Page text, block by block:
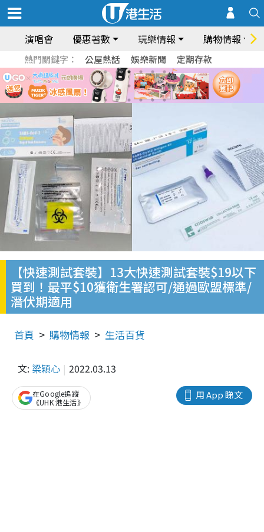
演唱會 優惠著數 玩樂情報 購物情報
熱門關鍵字： 公屋熱話 娛樂新聞 定期存款
【快速測試套裝】13大快速測試套裝$19以下
買到！最平$10獲衛生署認可/通過歐盟標準/
潛伏期適用
首頁 購物情報 生活百貨
文: 梁穎心 2022.03.13
用 App 睇文
在Google追蹤
《UHK 港生活》